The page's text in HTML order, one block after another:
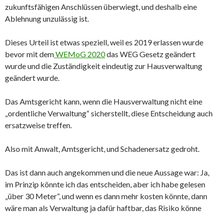
zukunftsfähigen Anschlüssen überwiegt, und deshalb eine
Ablehnung unzulässig ist.
Dieses Urteil ist etwas speziell, weil es 2019 erlassen wurde
bevor mit demWEMoG 2020das WEG Gesetz geändert
wurde und die Zuständigkeit eindeutig zur Hausverwaltung
geändert wurde.
Das Amtsgericht kann, wenn die Hausverwaltung nicht eine
„ordentliche Verwaltung“ sicherstellt, diese Entscheidung auch
ersatzweise treffen.
Also mit Anwalt, Amtsgericht, und Schadenersatz gedroht.
Das ist dann auch angekommen und die neue Aussage war: Ja,
im Prinzip könnte ich das entscheiden, aber ich habe gelesen
„über 30 Meter“, und wenn es dann mehr kosten könnte, dann
wäre man als Verwaltung ja dafür haftbar, das Risiko könne